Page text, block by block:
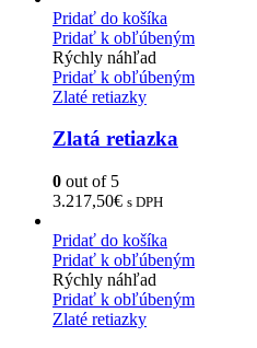
Pridať do košíka
Pridať k obľúbeným
Rýchly náhľad
Pridať k obľúbeným
Zlaté retiazky
Zlatá retiazka
0 out of 5
3.217,50€ s DPH
Pridať do košíka
Pridať k obľúbeným
Rýchly náhľad
Pridať k obľúbeným
Zlaté retiazky